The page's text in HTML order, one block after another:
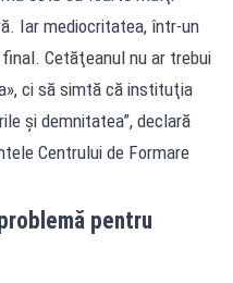
Iar mediocritatea, într-un
Cetăţeanul nu ar trebui
ci să simtă că instituţia
şi demnitatea”, declară
Centrului de Formare
pentru